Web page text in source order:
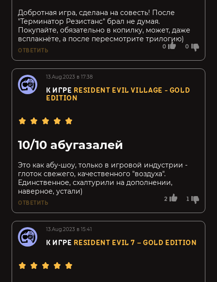
0 0
Добротная игра, сделана на совесть! После
"Терминатор Резистанс" брал не думая.
Покупайте, обязательно в копилку, может, даже
всплакнёте, а после пересмотрите трилогию)
ОТВЕТИТЬ
13.Aug.2023 в 17:38
К ИГРЕ RESIDENT EVIL VILLAGE - GOLD
EDITION
2 1
10/10 абугазалей
Это как абу-шоу, только в игровой индустрии -
глоток свежего, качественного "воздуха".
Единственное, схалтурили на дополнении,
наверное, устали)
ОТВЕТИТЬ
13.Aug.2023 в 15:41
К ИГРЕ RESIDENT EVIL 7 – GOLD EDITION